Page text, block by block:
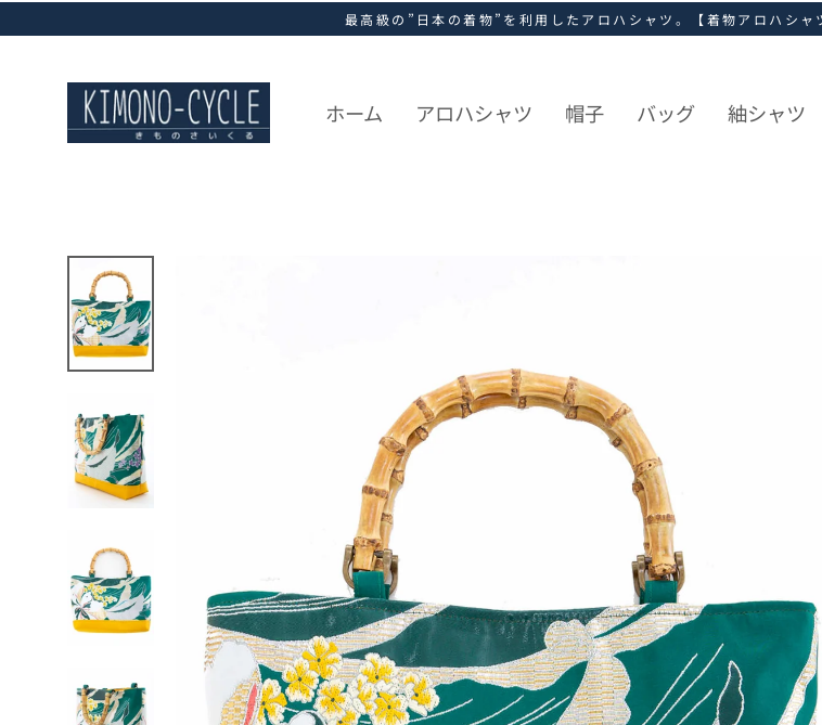
キ
最高級の”日本の着物”を利用したアロハシャツ。【着物アロハシャ
ホーム アロハシャツ 帽子 バッグ 紬シャツ